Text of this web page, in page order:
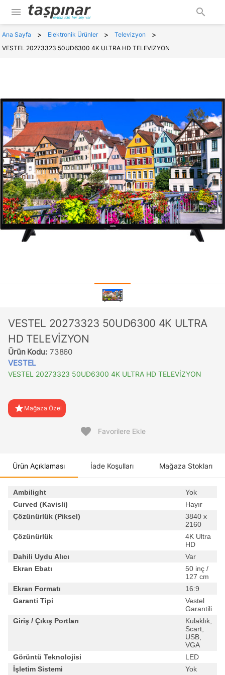
menu search
Ana Sayfa > Elektronik Ürünler > Televizyon >
VESTEL 20273323 50UD6300 4K ULTRA HD TELEVİZYON
VESTEL 20273323 50UD6300 4K ULTRA
HD TELEVİZYON
Ürün Kodu: 73860
VESTEL
VESTEL 20273323 50UD6300 4K ULTRA HD TELEVİZYON
star Mağaza Özel
favorite Favorilere Ekle
Ürün Açıklaması İade Koşulları Mağaza Stokları
Ambilight
Yok
Curved (Kavisli)
Hayır
Çözünürlük (Piksel)
3840 x
2160
Çözünürlük
4K Ultra
HD
Dahili Uydu Alıcı
Var
Ekran Ebatı
50 inç /
127 cm
Ekran Formatı
16:9
Garanti Tipi
Vestel
Garantili
Giriş / Çıkış Portları
Kulaklık,
Scart,
USB,
VGA
Görüntü Teknolojisi
LED
İşletim Sistemi
Yok